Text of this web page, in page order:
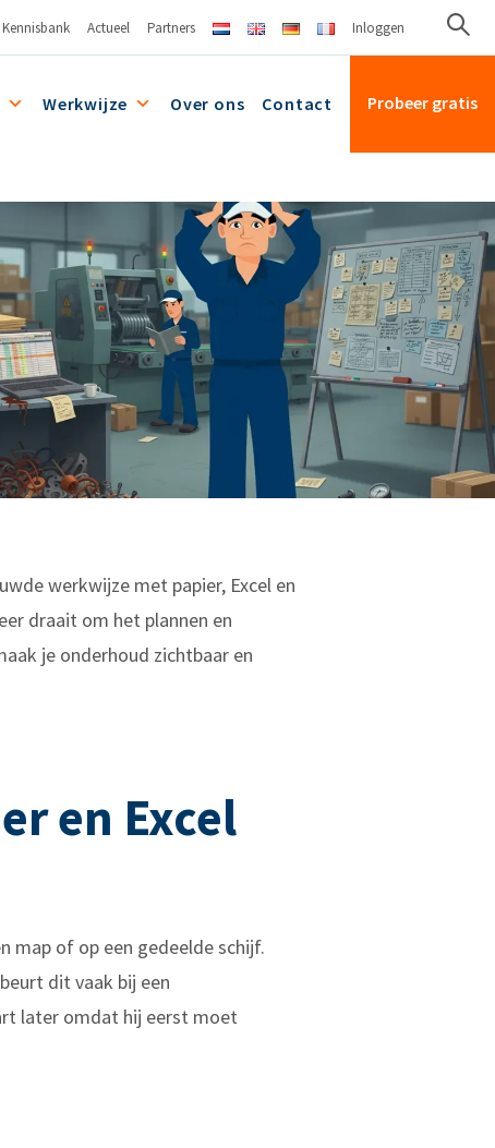
Kennisbank Actueel Partners Inloggen
Werkwijze Over ons Contact Probeer gratis
werkwijze met papier, Excel en
draait om het plannen en
je onderhoud zichtbaar en
en Excel
map of op een gedeelde schijf.
dit vaak bij een
later omdat hij eerst moet